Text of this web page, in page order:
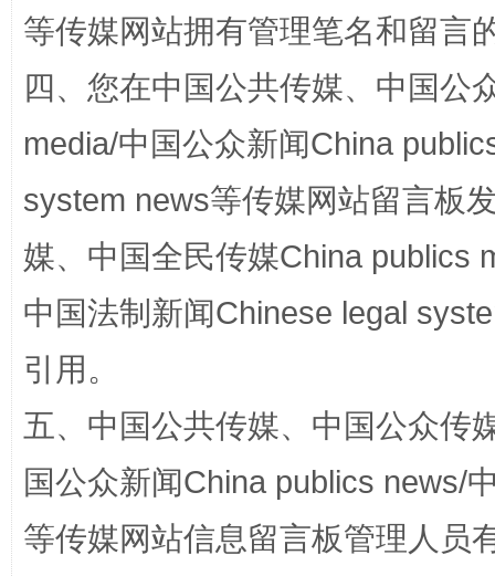
阿坝州三大球赛在茂县开幕 规模
国家大学科技园优化重塑工作
等传媒网站拥有管理笔名和留言
四、您在中国公共传媒、中国公
media/中国公众新闻China
system news等传媒网站留言板
媒、中国全民传媒China publics
中国法制新闻Chinese legal
引用。
五、中国公共传媒、中国公众传
国公众新闻China publics news/
等传媒网站信息留言板管理人员